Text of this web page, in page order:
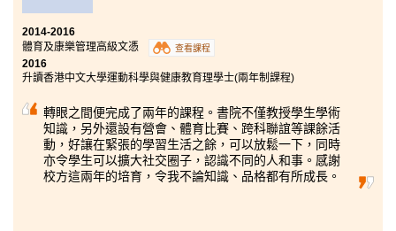
到不少求生技能，得到寶貴又難忘的經驗。十分慶幸當
初依據了自己的興趣，作出正確的選擇。
2014-2016
體育及康樂管理高級文憑
查看課程
2016
升讀香港中文大學運動科學與健康教育理學士(兩年制課程)
轉眼之間便完成了兩年的課程。書院不僅教授學生學術
知識，另外還設有營會、體育比賽、跨科聯誼等課餘活
動，好讓在緊張的學習生活之餘，可以放鬆一下，同時
亦令學生可以擴大社交圈子，認識不同的人和事。感謝
校方這兩年的培育，令我不論知識、品格都有所成長。